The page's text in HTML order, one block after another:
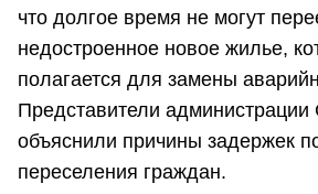
что долгое время не могут
недостроенное новое жилье,
полагается для замены
Представители администрации
объяснили причины задержек
переселения граждан.